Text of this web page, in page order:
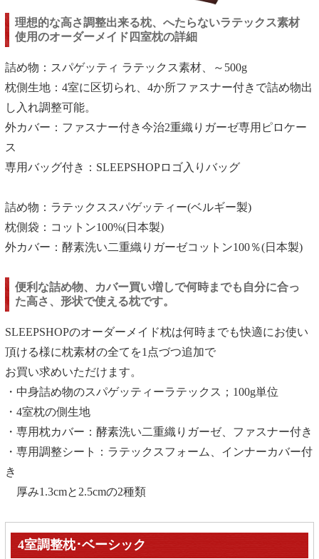
理想的な高さ調整出来る枕、へたらないラテックス素材
使用のオーダーメイド四室枕の詳細
詰め物：スパゲッティ ラテックス素材、～500g
枕側生地：4室に区切られ、4か所ファスナー付きで詰め物出
し入れ調整可能。
外カバー：ファスナー付き今治2重織りガーゼ専用ピロケー
ス
専用バッグ付き：SLEEPSHOPロゴ入りバッグ
詰め物：ラテックススパゲッティー(ベルギー製)
枕側袋：コットン100%(日本製)
外カバー：酵素洗い二重織りガーゼコットン100％(日本製)
便利な詰め物、カバー買い増しで何時までも自分に合っ
た高さ、形状で使える枕です。
SLEEPSHOPのオーダーメイド枕は何時までも快適にお使い
頂ける様に枕素材の全てを1点づつ追加で
お買い求めいただけます。
・中身詰め物のスパゲッティーラテックス；100g単位
・4室枕の側生地
・専用枕カバー ： 酵素洗い二重織りガーゼ、ファスナー付き
・専用調整シート
： ラテックスフォーム、インナーカバー付
き
厚み1.3cmと2.5cmの2種類
4室調整枕･ベーシック